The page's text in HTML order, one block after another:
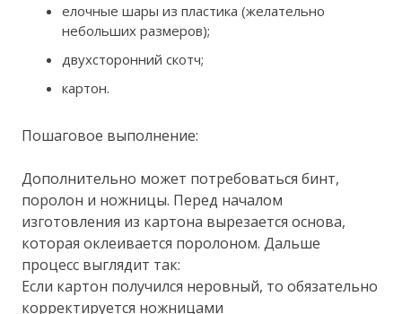
елочные шары из пластика (желательно
небольших размеров);
двухсторонний скотч;
картон.
Пошаговое выполнение:
Дополнительно может потребоваться бинт,
поролон и ножницы. Перед началом
изготовления из картона вырезается основа,
которая оклеивается поролоном. Дальше
процесс выглядит так:
Если картон получился неровный, то обязательно
корректируется ножницами